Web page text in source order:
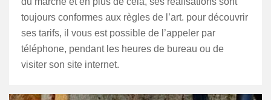
toujours conformes aux règles de l’art. pour découvrir
ses tarifs, il vous est possible de l’appeler par
téléphone, pendant les heures de bureau ou de
visiter son site internet.